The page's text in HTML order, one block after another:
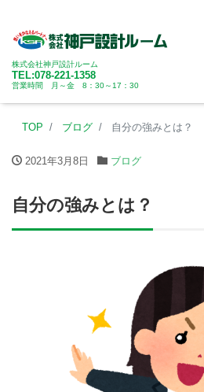
株式会社神戸設計ルーム
TEL:078-221-1358
営業時間 月～金 8：30～17：30
TOP ブログ 自分の強みとは？
2021年3月8日 ブログ
自分の強みとは？